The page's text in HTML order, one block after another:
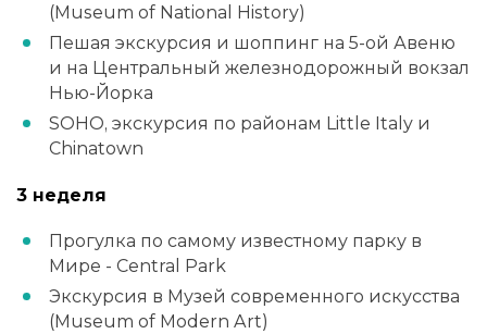
(Museum of National History)
Пешая экскурсия и шоппинг на 5-ой Авеню
и на Центральный железнодорожный вокзал
Нью-Йорка
SOHO, экскурсия по районам Little Italy и
Chinatown
3 неделя
Прогулка по самому известному парку в
Мире - Central Park
Экскурсия в Музей современного искусства
(Museum of Modern Art)